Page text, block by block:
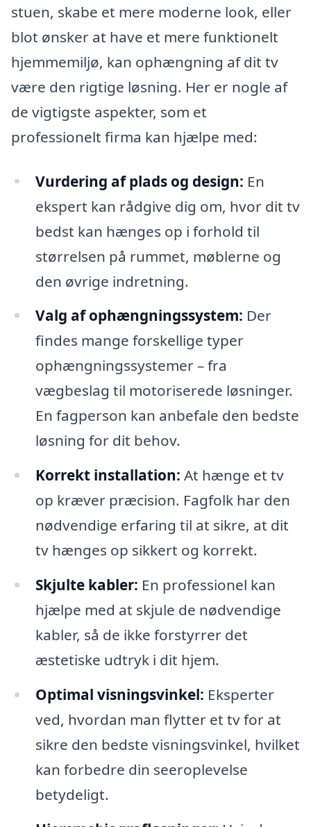
stuen, skabe et mere moderne look, eller
blot ønsker at have et mere funktionelt
hjemmemiljø, kan ophængning af dit tv
være den rigtige løsning. Her er nogle af
de vigtigste aspekter, som et
professionelt firma kan hjælpe med:
Vurdering af plads og design: En
ekspert kan rådgive dig om, hvor dit tv
bedst kan hænges op i forhold til
størrelsen på rummet, møblerne og
den øvrige indretning.
Valg af ophængningssystem: Der
findes mange forskellige typer
ophængningssystemer – fra
vægbeslag til motoriserede løsninger.
En fagperson kan anbefale den bedste
løsning for dit behov.
Korrekt installation: At hænge et tv
op kræver præcision. Fagfolk har den
nødvendige erfaring til at sikre, at dit
tv hænges op sikkert og korrekt.
Skjulte kabler: En professionel kan
hjælpe med at skjule de nødvendige
kabler, så de ikke forstyrrer det
æstetiske udtryk i dit hjem.
Optimal visningsvinkel: Eksperter
ved, hvordan man flytter et tv for at
sikre den bedste visningsvinkel, hvilket
kan forbedre din seeroplevelse
betydeligt.